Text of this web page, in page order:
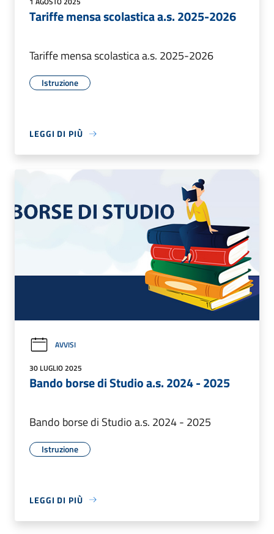
Tariffe mensa scolastica a.s. 2025-2026
Tariffe mensa scolastica a.s. 2025-2026
Istruzione
LEGGI DI PIÙ
AVVISI
30 LUGLIO 2025
Bando borse di Studio a.s. 2024 - 2025
Bando borse di Studio a.s. 2024 - 2025
Istruzione
LEGGI DI PIÙ